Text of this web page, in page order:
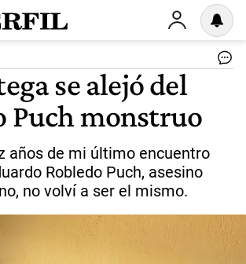
se alejó del
Puch monstruo
años de mi último encuentro
Robledo Puch, asesino
no volví a ser el mismo.